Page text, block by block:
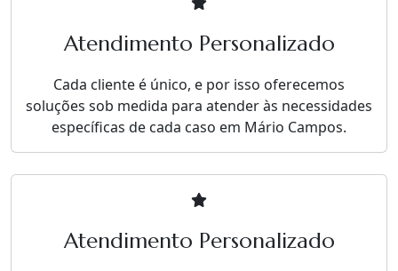
Atendimento Personalizado
Cada cliente é único, e por isso oferecemos
soluções sob medida para atender às necessidades
específicas de cada caso em Mário Campos.
Atendimento Personalizado